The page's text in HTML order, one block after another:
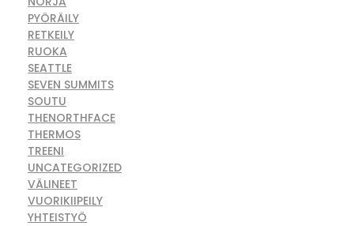
PYÖRÄILY
RETKEILY
RUOKA
SEATTLE
SEVEN SUMMITS
SOUTU
THENORTHFACE
THERMOS
TREENI
UNCATEGORIZED
VÄLINEET
VUORIKIIPEILY
YHTEISTYÖ